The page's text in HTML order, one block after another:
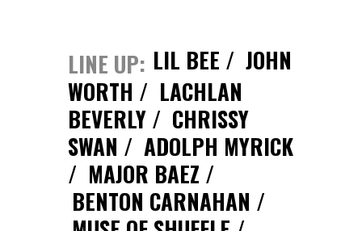
LINE UP LIL BEE
JOHN
WORTH
LACHLAN
BEVERLY
CHRISSY
SWAN
ADOLPH MYRICK
MAJOR BAEZ
BENTON CARNAHAN